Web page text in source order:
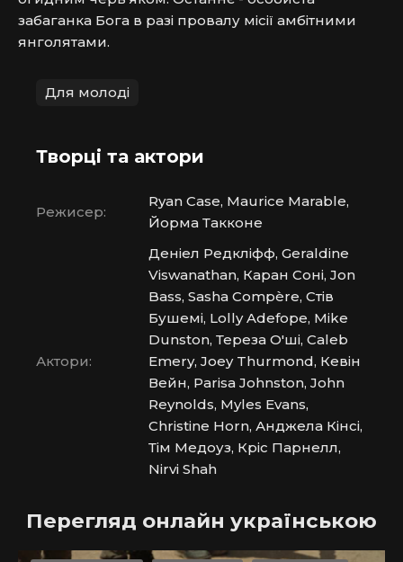
забаганка Бога в разі провалу місії амбітними
янголятами.
Для молоді
Творці та актори
Режисер:
Ryan Case, Maurice Marable,
Йорма Такконе
Актори:
Деніел Редкліфф, Geraldine
Viswanathan, Каран Соні, Jon
Bass, Sasha Compère, Стів
Бушемі, Lolly Adefope, Mike
Dunston, Тереза О'ші, Caleb
Emery, Joey Thurmond, Кевін
Вейн, Parisa Johnston, John
Reynolds, Myles Evans,
Christine Horn, Анджела Кінсі,
Тім Медоуз, Кріс Парнелл,
Nirvi Shah
Перегляд онлайн українською